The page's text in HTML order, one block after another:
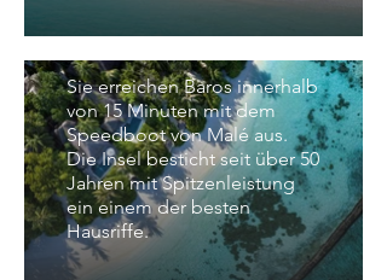
BAROS*****
Sie erreichen Baros innerhalb
von 15 Minuten mit dem
Speedboot von Malé aus.
Die Insel besticht seit über 50
Jahren mit Spitzenleistung
ein einem der besten
Hausriffe.